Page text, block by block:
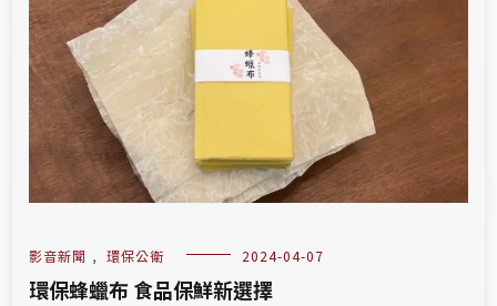
影音新聞 , 環保公衛 2024-04-07
環保蜂蠟布 食品保鮮新選擇